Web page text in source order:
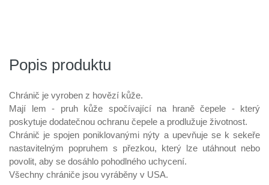
Popis produktu
Chránič je vyroben z hovězí kůže.
Mají lem - pruh kůže spočívající na hraně čepele - který
poskytuje dodatečnou ochranu čepele a prodlužuje životnost.
Chránič je spojen poniklovanými nýty a upevňuje se k sekeře
nastavitelným popruhem s přezkou, který lze utáhnout nebo
povolit, aby se dosáhlo pohodlného uchycení.
Všechny chrániče jsou vyráběny v USA.